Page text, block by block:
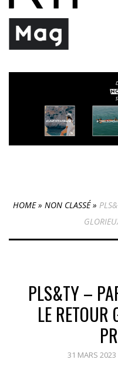
HOME» NON CLASSÉ»
PLS&TY –
LE RETOUR
31 MARS 2023